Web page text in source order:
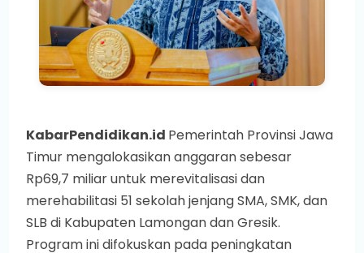
KabarPendidikan.id Pemerintah Provinsi Jawa
Timur mengalokasikan anggaran sebesar
Rp69,7 miliar untuk merevitalisasi dan
merehabilitasi 51 sekolah jenjang SMA, SMK, dan
SLB di Kabupaten Lamongan dan Gresik.
Program ini difokuskan pada peningkatan